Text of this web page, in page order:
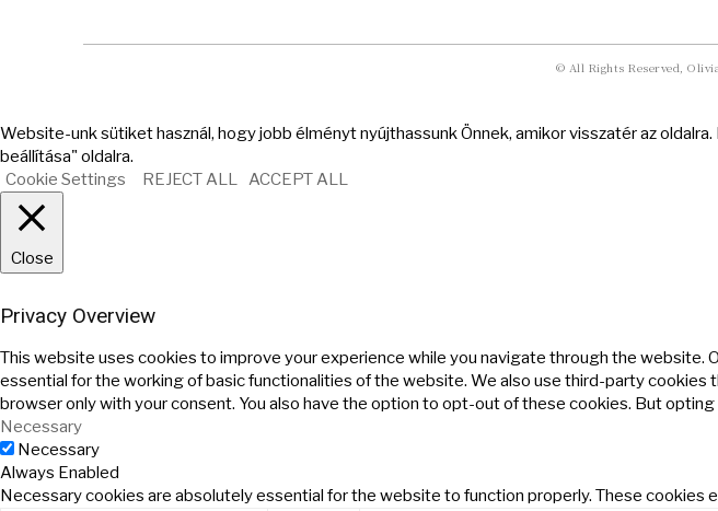
© All Rights Reserved,
Website-unk sütiket használ, hogy jobb élményt nyújthassunk Önnek, amikor visszatér az
beállítása" oldalra.
Cookie Settings
REJECT ALL ACCEPT ALL
Close
Privacy Overview
This website uses cookies to improve your experience while you navigate through the
essential for the working of basic functionalities of the website. We also use third-party
browser only with your consent. You also have the option to opt-out of these cookies. But
Necessary
Necessary
Always Enabled
Necessary cookies are absolutely essential for the website to function properly. These